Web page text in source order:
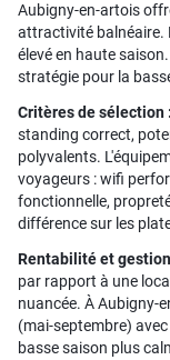
Aubigny-en-artois
attractivité balnéaire.
élevé en haute
stratégie pour la
Critères de sélection :
standing correct,
polyvalents.
voyageurs : wifi
fonctionnelle,
différence sur les
Rentabilité et
par rapport à une
nuancée. À Aubigny-
(mai-septembre)
basse saison plus